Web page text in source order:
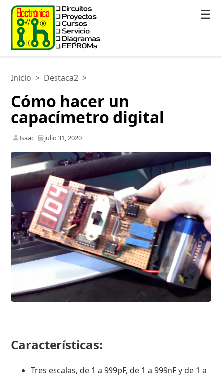
☰
Inicio > Destaca2 >
Cómo hacer un
capacímetro digital
Isaac julio 31, 2020
Características:
Tres escalas, de 1 a 999pF, de 1 a 999nF y de 1 a